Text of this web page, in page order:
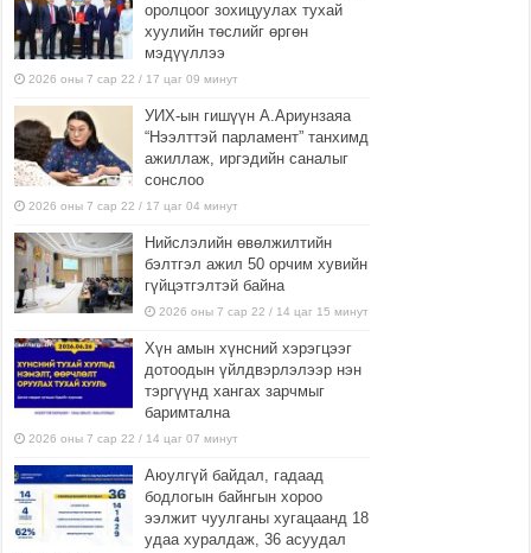
оролцоог зохицуулах тухай
хуулийн төслийг өргөн
мэдүүллээ
2026 оны 7 сар 22 / 17 цаг 09 минут
УИХ-ын гишүүн А.Ариунзаяа
“Нээлттэй парламент” танхимд
ажиллаж, иргэдийн саналыг
сонслоо
2026 оны 7 сар 22 / 17 цаг 04 минут
Нийслэлийн өвөлжилтийн
бэлтгэл ажил 50 орчим хувийн
гүйцэтгэлтэй байна
2026 оны 7 сар 22 / 14 цаг 15 минут
Хүн амын хүнсний хэрэгцээг
дотоодын үйлдвэрлэлээр нэн
тэргүүнд хангах зарчмыг
баримтална
2026 оны 7 сар 22 / 14 цаг 07 минут
Аюулгүй байдал, гадаад
бодлогын байнгын хороо
ээлжит чуулганы хугацаанд 18
удаа хуралдаж, 36 асуудал